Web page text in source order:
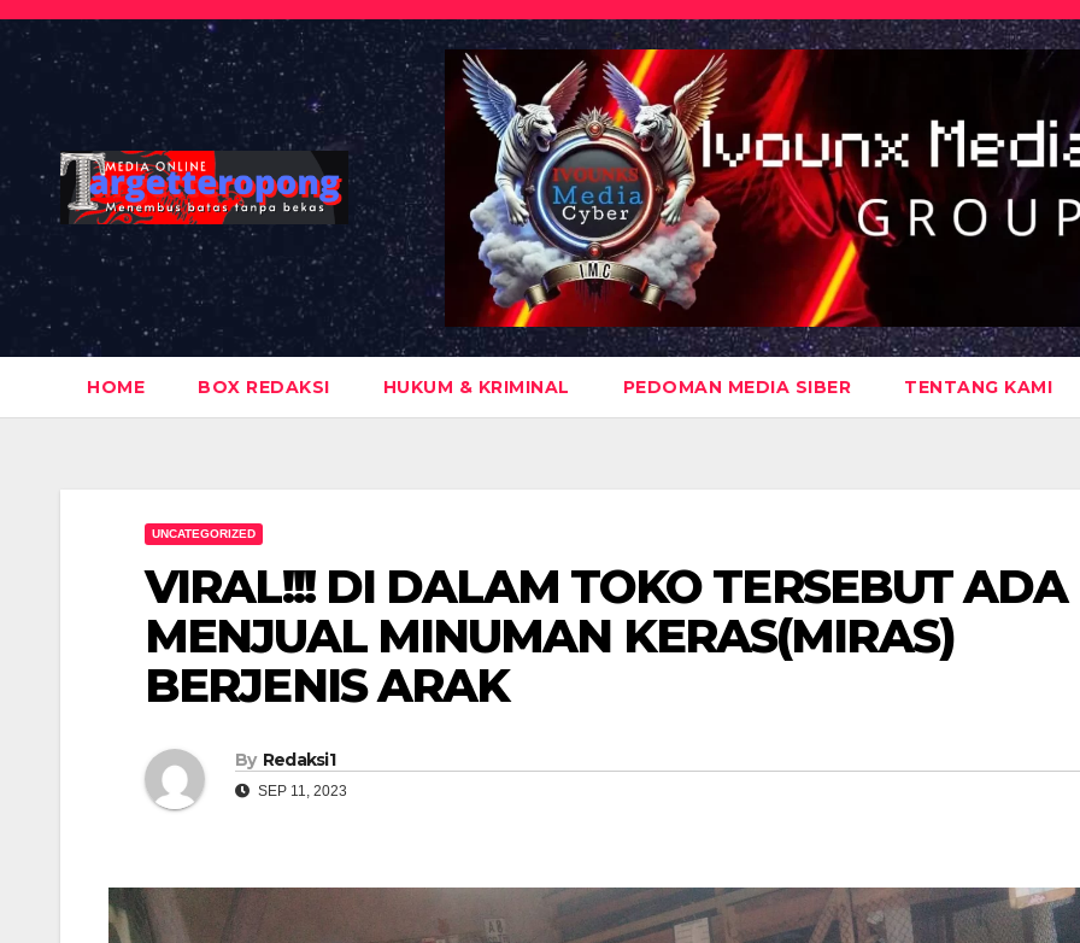
Skip
content
HOME BOX REDAKSI HUKUM & KRIMINAL PEDOMAN MEDIA SIBER TENTANG KAMI
UNCATEGORIZED
VIRAL!!! DI DALAM TOKO TERSEBUT ADA
MENJUAL MINUMAN KERAS(MIRAS)
BERJENIS ARAK
By Redaksi1
SEP 11, 2023